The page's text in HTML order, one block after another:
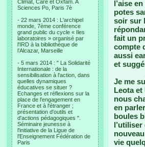
Climat, Care et Oxfam. A
Sciences Po, Paris 7è
- 22 mars 2014 : L'archipel
monde, 7ème conférence
grand public du cycle « Iles
laboratoires » organisé par
l'IRD à la bibliothèque de
l’Alcazar, Marseille
- 5 mars 2014 : " La Solidarité
Internationale : de la
sensibilisation à l'action, dans
quelles dynamiques
éducatives se situer ?
Echanges et réflexions sur la
place de l'engagement en
France et à l'étranger ;
présentation d'outils et
d'actions pédagogiques ".
Séminaire jeunesse à
l'initiative de la Ligue de
l'Enseignement Fédération de
Paris
l’aise
potes
soir sur
fait un
compte
aussi
et
Je me
Leota et
nous
en
boules
vie